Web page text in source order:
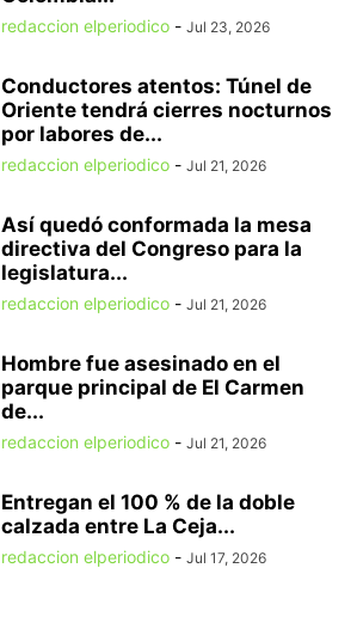
redaccion elperiodico - Jul 23, 2026
Conductores atentos: Túnel de
Oriente tendrá cierres nocturnos
por labores de...
redaccion elperiodico - Jul 21, 2026
Así quedó conformada la mesa
directiva del Congreso para la
legislatura...
redaccion elperiodico - Jul 21, 2026
Hombre fue asesinado en el
parque principal de El Carmen
de...
redaccion elperiodico - Jul 21, 2026
Entregan el 100 % de la doble
calzada entre La Ceja...
redaccion elperiodico - Jul 17, 2026